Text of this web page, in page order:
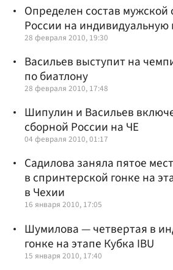
Определен состав мужской
России на индивидуальную
28 февраля 2010, 19:30
Васильев выступит на
по биатлону
28 февраля 2010, 17:48
Шипулин и Васильев
сборной России на ЧЕ
04 февраля 2010, 01:17
Садилова заняла пятое
в спринтерской гонке на
в Чехии
16 января 2010, 17:05
Шумилова — четвертая в
гонке на этапе Кубка IBU
15 января 2010, 17:40